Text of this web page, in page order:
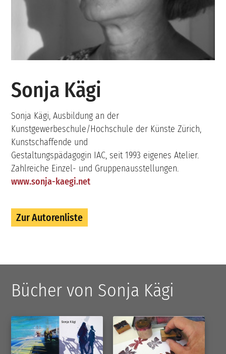
Sonja Kägi
Sonja Kägi, Ausbildung an der
Kunstgewerbeschule/Hochschule der Künste Zürich,
Kunstschaffende und
Gestaltungspädagogin IAC, seit 1993 eigenes Atelier.
Zahlreiche Einzel- und Gruppenausstellungen.
www.sonja-kaegi.net
Zur Autorenliste
Bücher von Sonja Kägi